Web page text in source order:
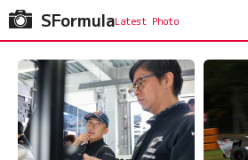
SFormula